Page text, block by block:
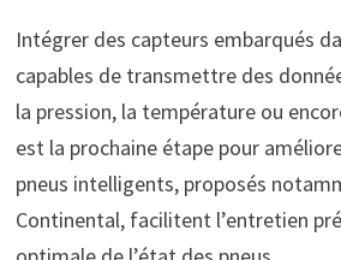
Intégrer des capteurs embarqués
capables de transmettre des
la pression, la température ou
est la prochaine étape pour
pneus intelligents, proposés
Continental, facilitent l’entretien